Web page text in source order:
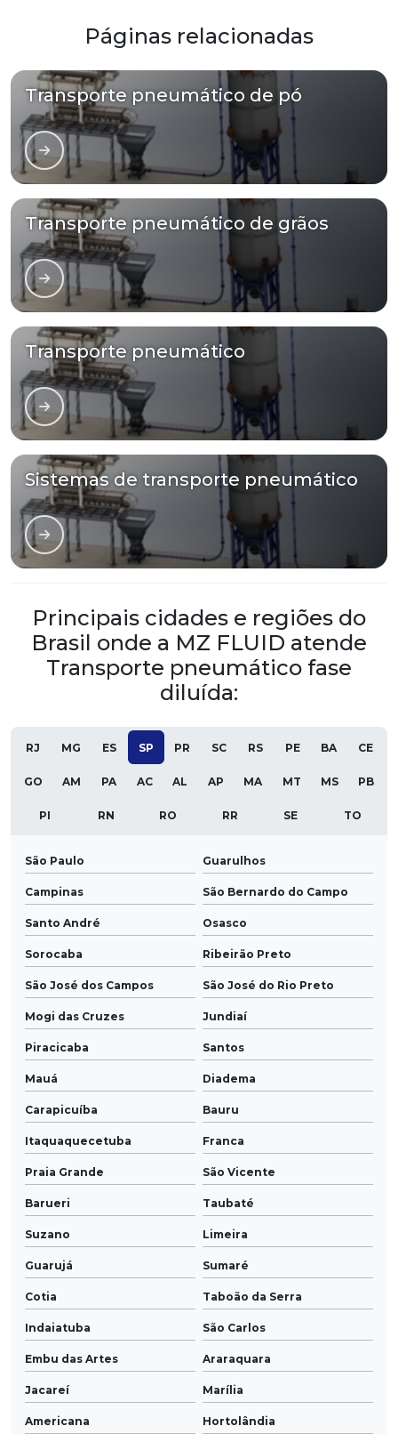
Páginas relacionadas
Transporte pneumático de pó
Transporte pneumático de grãos
Transporte pneumático
Sistemas de transporte pneumático
Principais cidades e regiões do
Brasil onde a MZ FLUID atende
Transporte pneumático fase
diluída:
RJ MG ES SP PR SC RS PE BA CE
GO AM PA AC AL AP MA MT MS PB
PI RN RO RR SE TO
São Paulo Guarulhos
Campinas São Bernardo do Campo
Santo André Osasco
Sorocaba Ribeirão Preto
São José dos Campos São José do Rio Preto
Mogi das Cruzes Jundiaí
Piracicaba Santos
Mauá Diadema
Carapicuíba Bauru
Itaquaquecetuba Franca
Praia Grande São Vicente
Barueri Taubaté
Suzano Limeira
Guarujá Sumaré
Cotia Taboão da Serra
Indaiatuba São Carlos
Embu das Artes Araraquara
Jacareí Marília
Americana Hortolândia